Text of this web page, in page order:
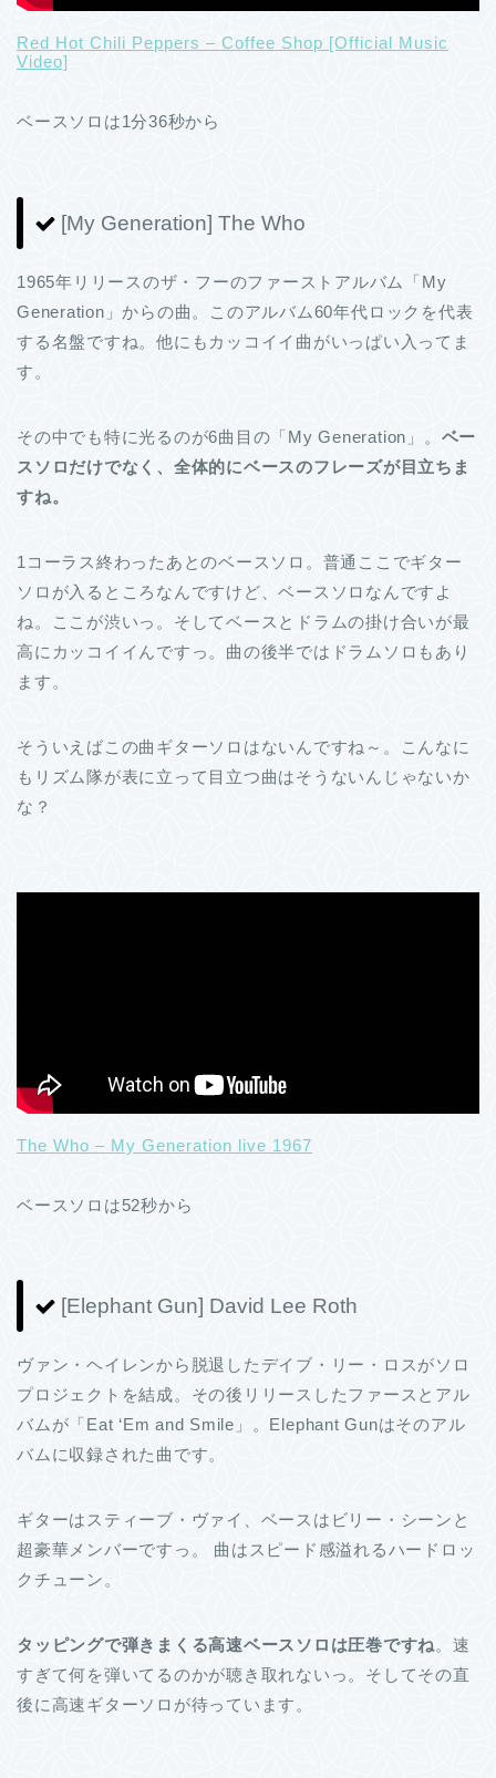
Red Hot Chili Peppers – Coffee Shop [Official Music
Video]
ベースソロは1分36秒から
[My Generation] The Who
1965年リリースのザ・フーのファーストアルバム「My
Generation」からの曲。このアルバム60年代ロックを代表
する名盤ですね。他にもカッコイイ曲がいっぱい入ってま
す。
その中でも特に光るのが6曲目の「My Generation」。 ベー
スソロだけでなく、全体的にベースのフレーズが目立ちま
すね。
1コーラス終わったあとのベースソロ。普通ここでギター
ソロが入るところなんですけど、ベースソロなんですよ
ね。ここが渋いっ。そしてベースとドラムの掛け合いが最
高にカッコイイんですっ。曲の後半ではドラムソロもあり
ます。
そういえばこの曲ギターソロはないんですね～。こんなに
もリズム隊が表に立って目立つ曲はそうないんじゃないか
な？
The Who – My Generation live 1967
ベースソロは52秒から
[Elephant Gun] David Lee Roth
ヴァン・ヘイレンから脱退したデイブ・リー・ロスがソロ
プロジェクトを結成。その後リリースしたファースとアル
バムが「Eat ‘Em and Smile」。Elephant Gunはそのアル
バムに収録された曲です。
ギターはスティーブ・ヴァイ、ベースはビリー・シーンと
超豪華メンバーですっ。 曲はスピード感溢れるハードロッ
クチューン。
タッピングで弾きまくる高速ベースソロは圧巻ですね。速
すぎて何を弾いてるのかが聴き取れないっ。そしてその直
後に高速ギターソロが待っています。